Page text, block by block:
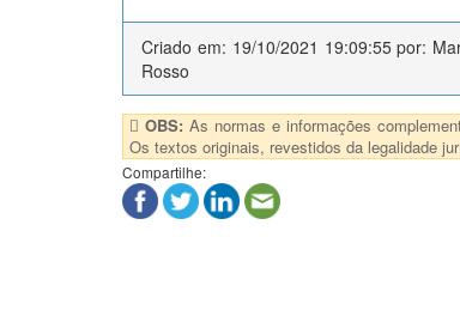
Criado em: 19/10/2021 19:09:55 por:
Rosso
OBS: As normas e informações
Os textos originais, revestidos da legalidade
Compartilhe: